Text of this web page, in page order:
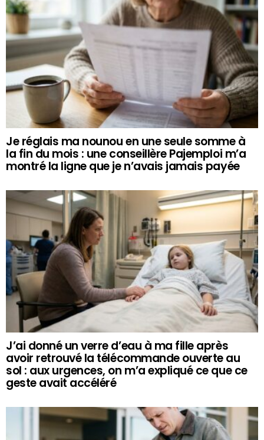
Je réglais ma nounou en une seule somme à
la fin du mois : une conseillère Pajemploi m’a
montré la ligne que je n’avais jamais payée
J’ai donné un verre d’eau à ma fille après
avoir retrouvé la télécommande ouverte au
sol : aux urgences, on m’a expliqué ce que ce
geste avait accéléré